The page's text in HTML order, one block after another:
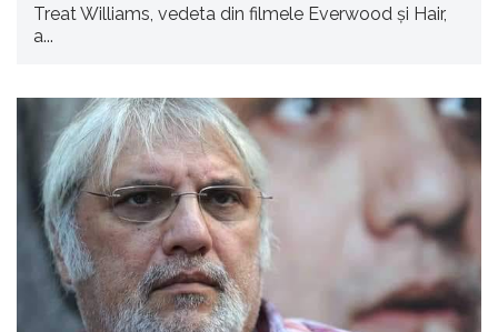
Treat Williams, vedeta din filmele Everwood şi Hair,
a...